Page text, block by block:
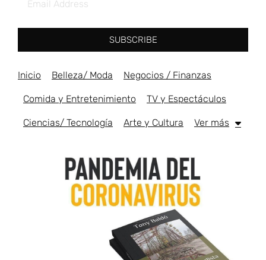
SUBSCRIBE
Inicio Belleza/ Moda Negocios / Finanzas
Comida y Entretenimiento TV y Espectáculos
Ciencias/ Tecnología Arte y Cultura Ver más